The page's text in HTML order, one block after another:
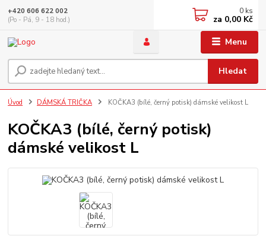
Menu
Hledat
+420 606 622 002
(Po - Pá, 9 - 18 hod.)
0 ks
za 0,00 Kč
Úvod DÁMSKÁ TRIČKA KOČKA3 (bílé, černý potisk) dámské velikost L
KOČKA3 (bílé, černý potisk)
dámské velikost L